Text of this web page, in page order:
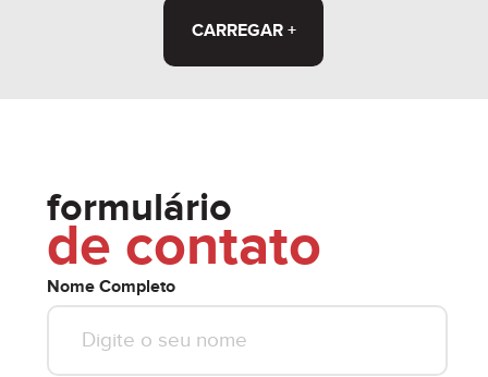
CARREGAR +
formulário
de contato
Nome Completo